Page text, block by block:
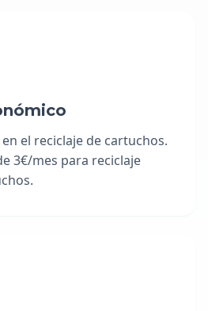
el reciclaje de cartuchos.
3€/mes para reciclaje